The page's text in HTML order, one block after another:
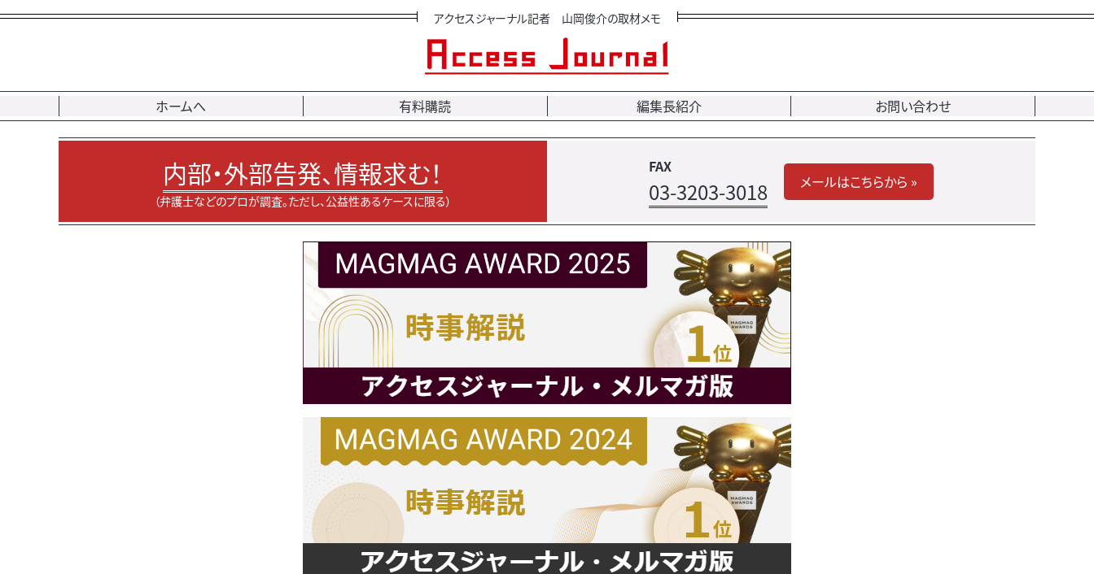
アクセスジャーナル記者 山岡俊介の取材メモ
ホームへ 有料購読 編集長紹介 お問い合わせ
内部・外部告発、情報求む！
（弁護士などのプロが調査。ただし、公益性あるケースに限る）
FAX
03-3203-3018 メールはこちらから »